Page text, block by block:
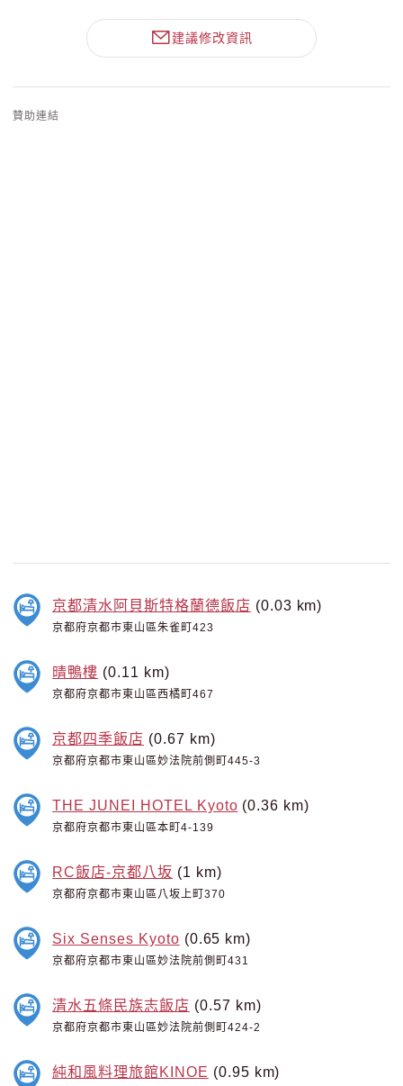
建議修改資訊
贊助連結
京都清水阿貝斯特格蘭德飯店 (0.03 km)
京都府京都市東山區朱雀町423
晴鴨樓 (0.11 km)
京都府京都市東山區西橘町467
京都四季飯店 (0.67 km)
京都府京都市東山區妙法院前側町445-3
THE JUNEI HOTEL Kyoto (0.36 km)
京都府京都市東山區本町4-139
RC飯店-京都八坂 (1 km)
京都府京都市東山區八坂上町370
Six Senses Kyoto (0.65 km)
京都府京都市東山區妙法院前側町431
清水五條民族志飯店 (0.57 km)
京都府京都市東山區妙法院前側町424-2
純和風料理旅館KINOE (0.95 km)